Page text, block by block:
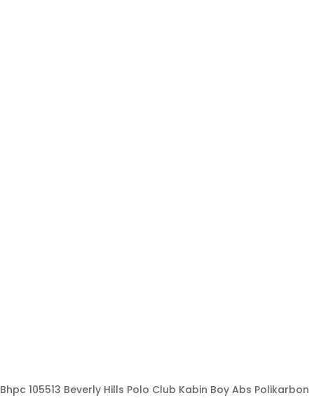
Bhpc 105513 Beverly Hills Polo Club Kabin Boy Abs Polikarbon